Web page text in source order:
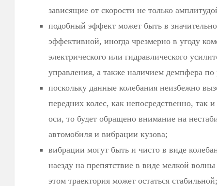
зависящие от скорости не только
подобный эффект может быть в
эффективной, иногда чрезмерно в угоду
электрического или гидравлического
управления, а также наличием демпфера
поскольку данные колебания неизбежно
передних колес, как непосредственно, так и
оси, то будет обращено внимание на
автомобиля и вибрации кузова;
вибрации могут быть и чисто в виде
наезду на препятствие в виде мелкой
этом траектория может остаться стабильной;